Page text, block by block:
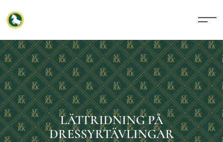
LÄTTRIDNING PÅ
DRESSYRTÄVLINGAR